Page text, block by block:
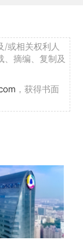
/或相关权利人
、摘编、复制及
，获得书面